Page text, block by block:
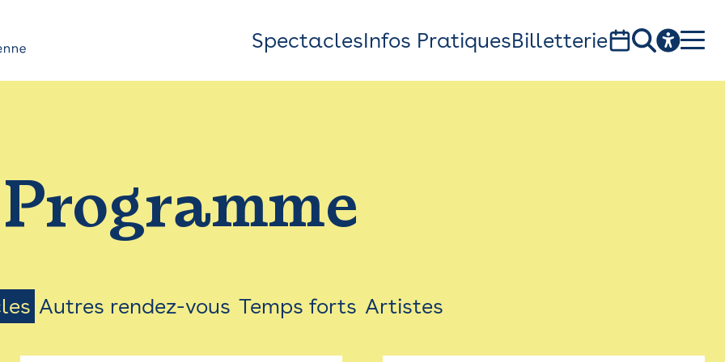
Top
Bar
Menu
SpectaclesInfos PratiquesBilletterie
1, av. du Chateau d'eau - 31300 Toulouse
Programme
Autres rendez-vous Temps forts Artistes